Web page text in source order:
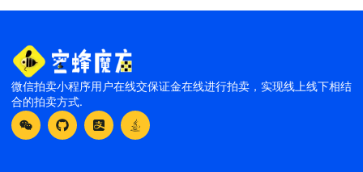
微信拍卖小程序用户在线交保证金在线进行拍卖，实现线上线下相结
合的拍卖方式.